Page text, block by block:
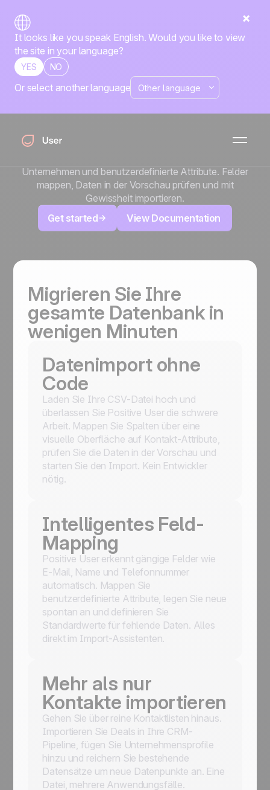
It looks like you speak English. Would you like to view
the site in your language?
YES NO
Or select another language
x
CSV Import
Schluss damit, Kontakte einzeln zu migrieren. Mit dem
CSV-Import bringen Sie Ihre gesamte Datenbank in
Unternehmen und benutzerdefinierte Attribute. Felder
mappen, Daten in der Vorschau prüfen und mit
Gewissheit importieren.
Get started
View Documentation
Migrieren Sie Ihre
gesamte Datenbank in
wenigen Minuten
Datenimport ohne
Code
Laden Sie Ihre CSV-Datei hoch und
überlassen Sie Positive User die schwere
Arbeit. Mappen Sie Spalten über eine
visuelle Oberfläche auf Kontakt-Attribute,
prüfen Sie die Daten in der Vorschau und
starten Sie den Import. Kein Entwickler
nötig.
Intelligentes Feld-
Mapping
Positive User erkennt gängige Felder wie
E-Mail, Name und Telefonnummer
automatisch. Mappen Sie
benutzerdefinierte Attribute, legen Sie neue
spontan an und definieren Sie
Standardwerte für fehlende Daten. Alles
direkt im Import-Assistenten.
Mehr als nur
Kontakte importieren
Gehen Sie über reine Kontaktlisten hinaus.
Importieren Sie Deals in Ihre CRM-
Pipeline, fügen Sie Unternehmensprofile
hinzu und reichern Sie bestehende
Datensätze um neue Datenpunkte an. Eine
Datei, mehrere Anwendungsfälle.